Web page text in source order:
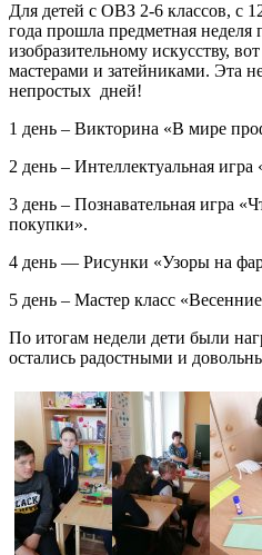
Для детей с ОВЗ 2-6 классов, с
года прошла предметная неделя
изобразительному искусству,
мастерами и затейниками. Эта
непростых дней!
1 день – Викторина «В мире
2 день – Интеллектуальная игра
3 день – Познавательная игра
покупки».
4 день — Рисунки «Узоры на
5 день – Мастер класс
По итогам недели дети были
остались радостными и